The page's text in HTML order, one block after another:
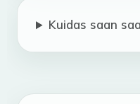
Kuidas saan